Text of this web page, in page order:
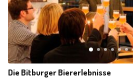
Die Bitburger Biererlebnisse